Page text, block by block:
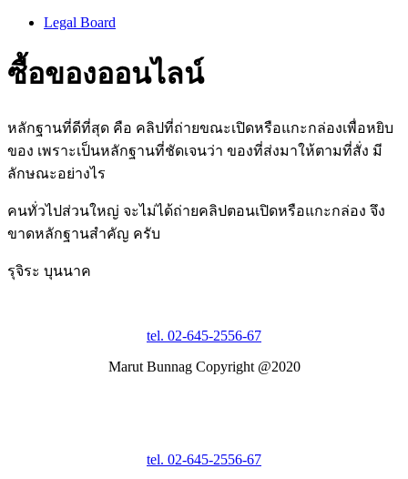
Legal Board
ซื้อของออนไลน์
หลักฐานที่ดีที่สุด คือ คลิปที่ถ่ายขณะเปิดหรือแกะกล่องเพื่อหยิบ
ของ เพราะเป็นหลักฐานที่ชัดเจนว่า ของที่ส่งมาให้ตามที่สั่ง มี
ลักษณะอย่างไร
คนทั่วไปส่วนใหญ่ จะไม่ได้ถ่ายคลิปตอนเปิดหรือแกะกล่อง จึง
ขาดหลักฐานสำคัญ ครับ
รุจิระ บุนนาค
tel. 02-645-2556-67
Marut Bunnag Copyright @2020
tel. 02-645-2556-67